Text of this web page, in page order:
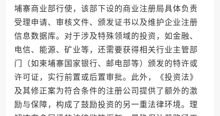
埔寨商业部行使，该部下设的商业注册局具体负责
受理申请、审核文件、颁发证书以及维护企业注册
信息数据库。对于涉及特殊领域的投资，如金融、
电信、能源、矿业等，还需要获得相关行业主管部
门（如柬埔寨国家银行、邮电部等）颁发的特许或
许可证，实行前置或后置审批。此外，《投资法》
及其修正案为符合条件的注册公司提供了额外的激
励与保障，构成了鼓励投资的另一重法律环境。理